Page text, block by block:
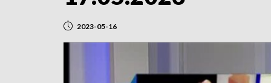
2023-05-16